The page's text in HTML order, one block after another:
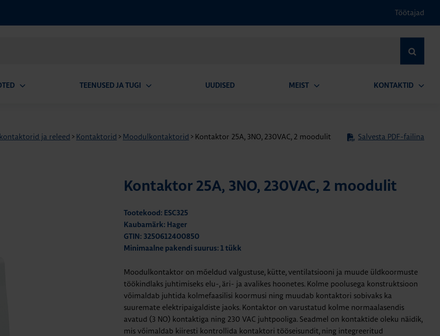
Töötajad
TEENUSED JA TUGI UUDISED MEIST KONTAKTID
ja releed > Kontaktorid > Moodulkontaktorid > Kontaktor 25A, 3NO, 230VAC, 2 moodulit Salvesta PDF-failina
Kontaktor 25A, 3NO, 230VAC, 2 moodulit
Tootekood: ESC325
Kaubamärk: Hager
GTIN: 3250612400850
Minimaalne pakendi suurus: 1 tükk
Moodulkontaktor on mõeldud valgustuse, kütte, ventilatsiooni ja muude üldkoormuste
töökindlaks juhtimiseks elu-, äri- ja avalikes hoonetes. Kolme poolusega konstruktsioon
võimaldab juhtida kolmefaasilisi koormusi ning muudab kontaktori sobivaks ka
suuremate elektripaigaldiste jaoks. Kontaktor on varustatud kolme normaalasendis
avatud (3 NO) kontaktiga ning 230 VAC juhtpooliga. Seadmel on kontaktide oleku näidik,
mis võimaldab kiiresti kontrollida kontaktori tööseisundit, ning integreeritud